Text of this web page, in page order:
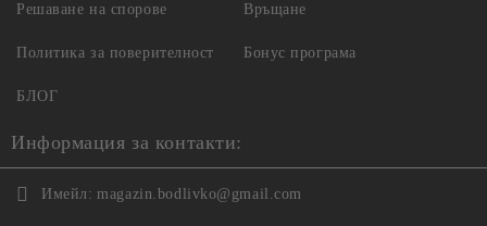
Решаване на спорове
Политика за поверителност
Връщане
Бонус програма
БЛОГ
Информация за контакти:
Имейл: magazin.bodlivko@gmail.com